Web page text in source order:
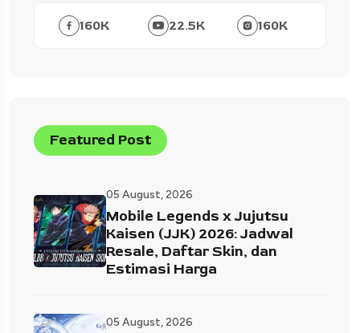
160K 22.5K 160K
Featured Post
05 August, 2026
Mobile Legends x Jujutsu
Kaisen (JJK) 2026: Jadwal
Resale, Daftar Skin, dan
Estimasi Harga
05 August, 2026